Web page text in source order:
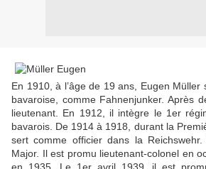
En 1910, à l’âge de 19 ans, Eugen Müller
bavaroise, comme Fahnenjunker. Après
lieutenant. En 1912, il intègre le 1er
bavarois. De 1914 à 1918, durant la
sert comme officier dans la
Major. Il est promu lieutenant-colonel en